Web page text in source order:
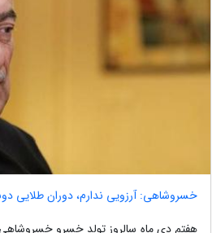
خسروشاهی: آرزویی ندارم، دوران طلایی
هفتم دی ماه سالروز تولد خسرو